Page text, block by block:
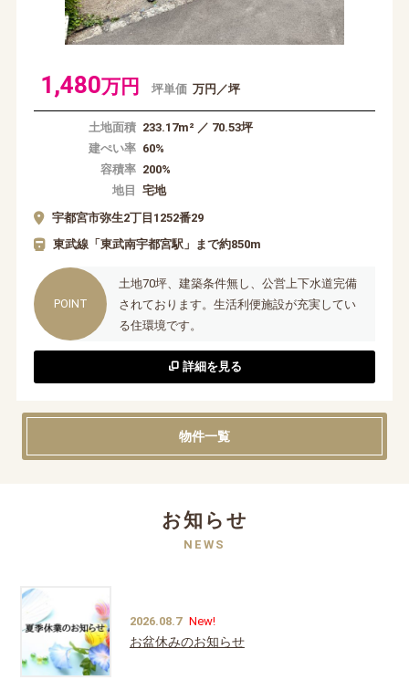
1,480万円 坪単価 万円／坪
土地面積 233.17m² ／ 70.53坪
建ぺい率 60%
容積率 200%
地目
宅地
宇都宮市弥生2丁目1252番29
東武線「東武南宇都宮駅」まで約850m
土地70坪、建築条件無し、公営上下水道完備
されております。生活利便施設が充実してい
る住環境です。
詳細を見る
物件一覧
お知らせ
NEWS
2026.08.7 New!
お盆休みのお知らせ